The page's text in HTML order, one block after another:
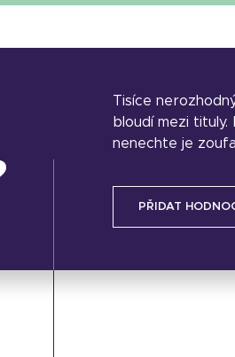
Tisíce
bloudí mezi
nenechte je
PŘIDAT